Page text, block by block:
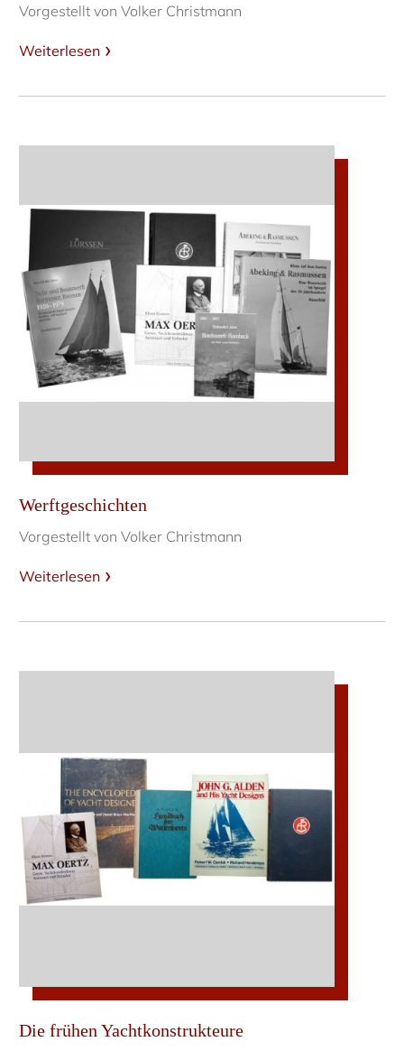
Vorgestellt von Volker Christmann
Weiterlesen
Werftgeschichten
Vorgestellt von Volker Christmann
Weiterlesen
Die frühen Yachtkonstrukteure